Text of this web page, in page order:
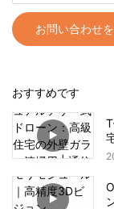
お問い合わせ
おすすめです